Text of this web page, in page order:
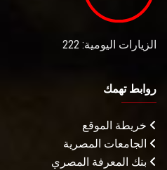
الزيارات اليومية: 222
روابط تهمك
خريطة الموقع
الجامعات المصرية
بنك المعرفة المصري